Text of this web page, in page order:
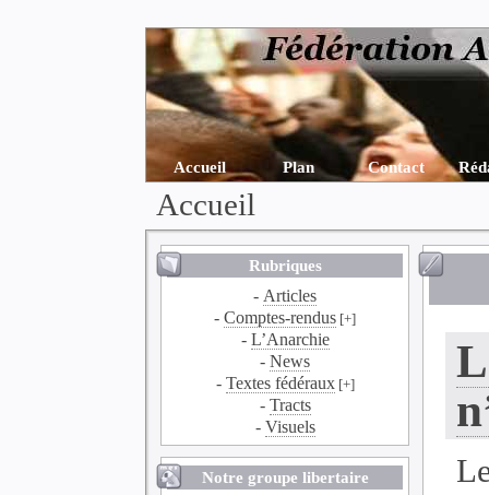
Accueil Plan Contact
Accueil
Rubriques
- Articles
-Comptes-rendus [+]
- L’Anarchie
-News
- Textes fédéraux[+]
- Tracts
- Visuels
Notre groupe libertaire